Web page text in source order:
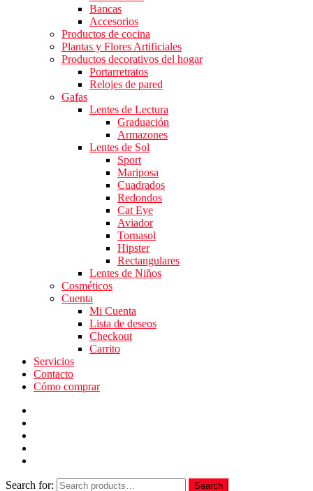
Bancas
Accesorios
Productos de cocina
Plantas y Flores Artificiales
Productos decorativos del hogar
Portarretratos
Relojes de pared
Gafas
Lentes de Lectura
Graduación
Armazones
Lentes de Sol
Sport
Mariposa
Cuadrados
Redondos
Cat Eye
Aviador
Tornasol
Hipster
Rectangulares
Lentes de Niños
Cosméticos
Cuenta
Mi Cuenta
Lista de deseos
Checkout
Carrito
Servicios
Contacto
Cómo comprar
Search for: Search